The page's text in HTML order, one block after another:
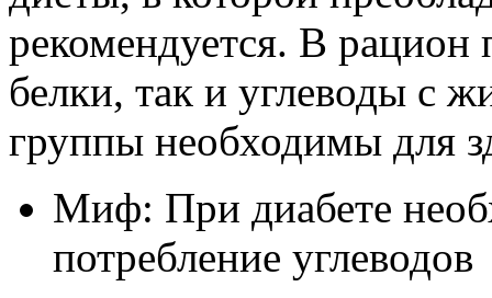
рекомендуется. В рацион
белки, так и углеводы с
группы необходимы для
Миф: При диабете
потребление углеводов